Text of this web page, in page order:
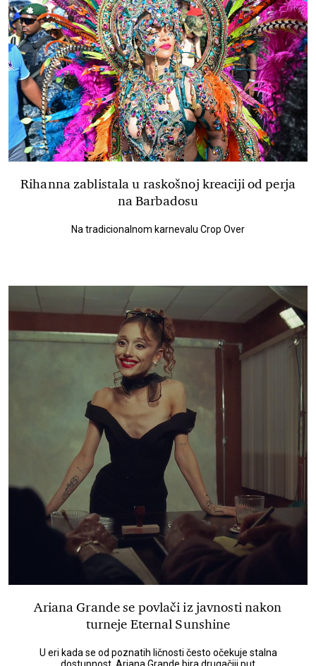
Rihanna zablistala u raskošnoj kreaciji od perja
na Barbadosu
Na tradicionalnom karnevalu Crop Over
Ariana Grande se povlači iz javnosti nakon
turneje Eternal Sunshine
U eri kada se od poznatih ličnosti često očekuje stalna